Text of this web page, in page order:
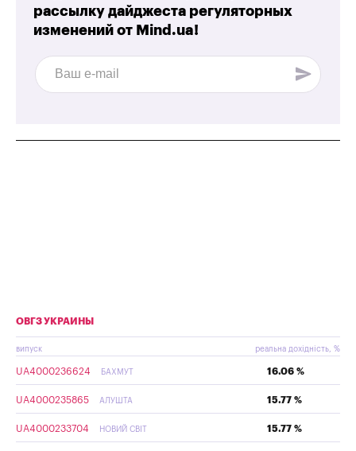
рассылку дайджеста регуляторных
изменений от Mind.ua!
ОВГЗ УКРАИНЫ
випуск реальна дохідність, %
UA4000236624 БАХМУТ 16.06 %
UA4000235865 АЛУШТА 15.77 %
UA4000233704 НОВИЙ СВІТ 15.77 %